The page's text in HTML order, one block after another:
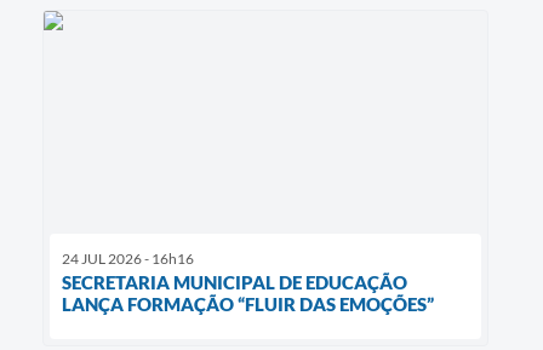
24 JUL 2026 - 16h16
SECRETARIA MUNICIPAL DE EDUCAÇÃO
LANÇA FORMAÇÃO “FLUIR DAS EMOÇÕES”